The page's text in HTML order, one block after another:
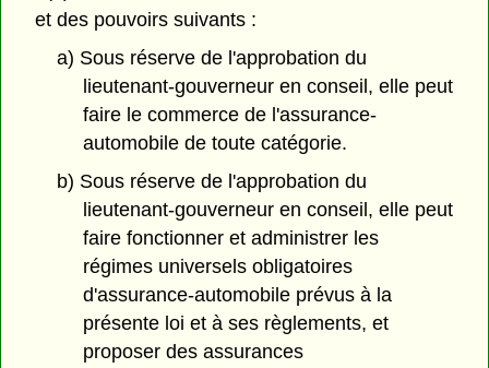
et des pouvoirs suivants :
a) Sous réserve de l'approbation du
lieutenant-gouverneur en conseil, elle peut
faire le commerce de l'assurance-
automobile de toute catégorie.
b) Sous réserve de l'approbation du
lieutenant-gouverneur en conseil, elle peut
faire fonctionner et administrer les
régimes universels obligatoires
d'assurance-automobile prévus à la
présente loi et à ses règlements, et
proposer des assurances